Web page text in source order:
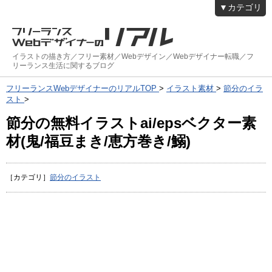
▼カテゴリ
イラストの描き方／フリー素材／Webデザイン／Webデザイナー転職／フ
リーランス生活に関するブログ
フリーランスWebデザイナーのリアルTOP > イラスト素材 > 節分のイラ
スト >
節分の無料イラストai/epsベクター素
材(鬼/福豆まき/恵方巻き/鰯)
［カテゴリ］ 節分のイラスト